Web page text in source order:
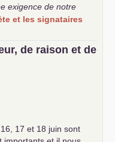
exigence de notre
et les signataires
de raison et de
17 et 18 juin sont